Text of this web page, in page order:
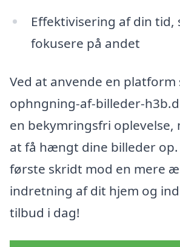
Effektivisering af din tid,
fokusere på andet
Ved at anvende en platform
ophngning-af-billeder-
en bekymringsfri oplevelse,
at få hængt dine billeder op.
første skridt mod en mere
indretning af dit hjem og
tilbud i dag!